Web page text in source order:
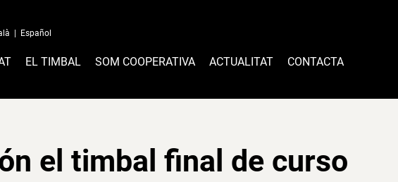
Español
EL TIMBAL SOM COOPERATIVA ACTUALITAT CONTACTA
el timbal final de curso